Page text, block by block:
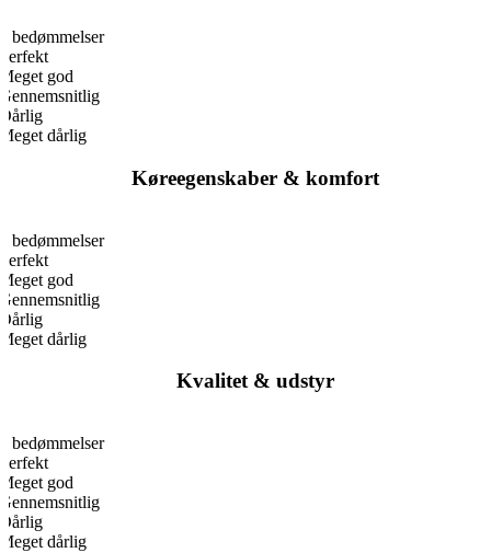
0 bedømmelser
Perfekt
Meget god
Gennemsnitlig
Dårlig
Meget dårlig
Køreegenskaber & komfort
0 bedømmelser
Perfekt
Meget god
Gennemsnitlig
Dårlig
Meget dårlig
Kvalitet & udstyr
0 bedømmelser
Perfekt
Meget god
Gennemsnitlig
Dårlig
Meget dårlig